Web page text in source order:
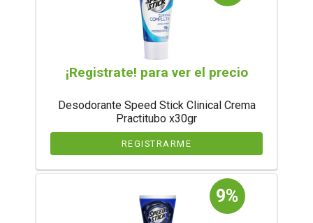
¡Registrate! para ver el precio
Desodorante Speed Stick Clinical Crema
Practitubo x30gr
REGISTRARME
9%